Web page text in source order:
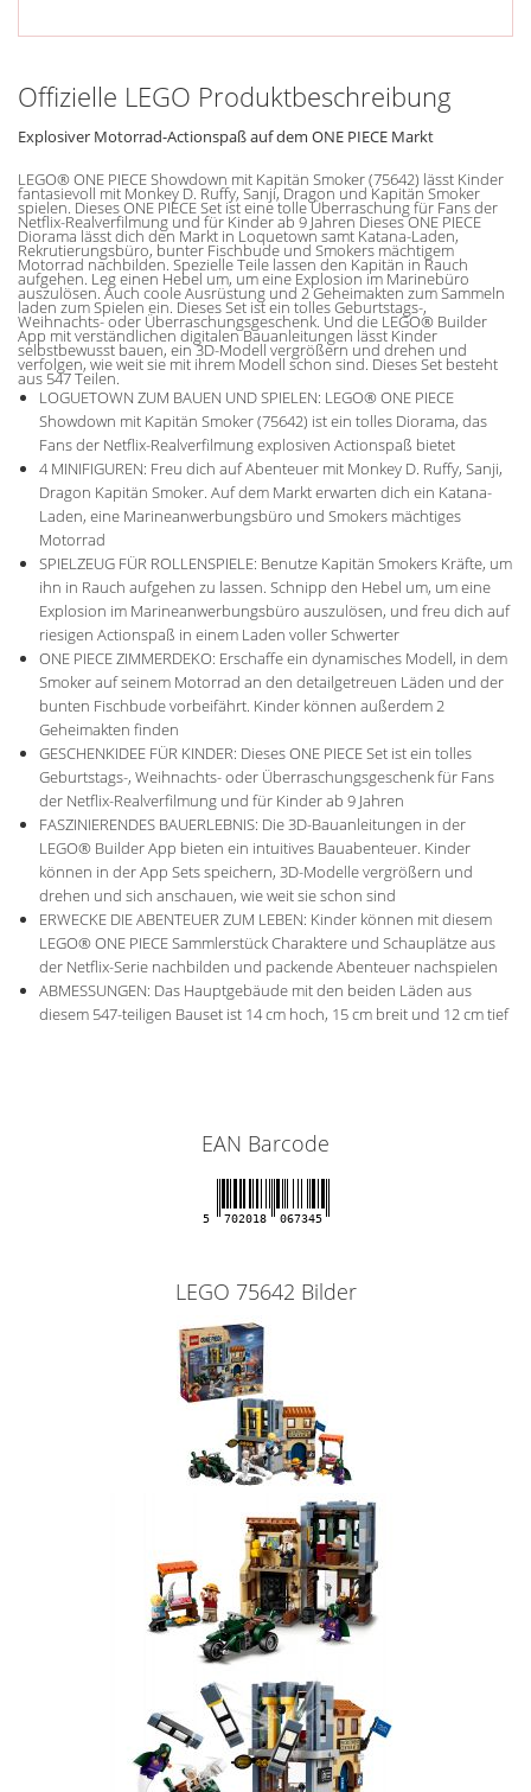
Offizielle LEGO Produktbeschreibung
Explosiver Motorrad-Actionspaß auf dem ONE PIECE Markt
LEGO® ONE PIECE Showdown mit Kapitän Smoker (75642) lässt Kinder
fantasievoll mit Monkey D. Ruffy, Sanji, Dragon und Kapitän Smoker
spielen. Dieses ONE PIECE Set ist eine tolle Überraschung für Fans der
Netflix-Realverfilmung und für Kinder ab 9 Jahren Dieses ONE PIECE
Diorama lässt dich den Markt in Loquetown samt Katana-Laden,
Rekrutierungsbüro, bunter Fischbude und Smokers mächtigem
Motorrad nachbilden. Spezielle Teile lassen den Kapitän in Rauch
aufgehen. Leg einen Hebel um, um eine Explosion im Marinebüro
auszulösen. Auch coole Ausrüstung und 2 Geheimakten zum Sammeln
laden zum Spielen ein. Dieses Set ist ein tolles Geburtstags-,
Weihnachts- oder Überraschungsgeschenk. Und die LEGO® Builder
App mit verständlichen digitalen Bauanleitungen lässt Kinder
selbstbewusst bauen, ein 3D-Modell vergrößern und drehen und
verfolgen, wie weit sie mit ihrem Modell schon sind. Dieses Set besteht
aus 547 Teilen.
LOGUETOWN ZUM BAUEN UND SPIELEN: LEGO® ONE PIECE
Showdown mit Kapitän Smoker (75642) ist ein tolles Diorama, das
Fans der Netflix-Realverfilmung explosiven Actionspaß bietet
4 MINIFIGUREN: Freu dich auf Abenteuer mit Monkey D. Ruffy, Sanji,
Dragon Kapitän Smoker. Auf dem Markt erwarten dich ein Katana-
Laden, eine Marineanwerbungsbüro und Smokers mächtiges
Motorrad
SPIELZEUG FÜR ROLLENSPIELE: Benutze Kapitän Smokers Kräfte, um
ihn in Rauch aufgehen zu lassen. Schnipp den Hebel um, um eine
Explosion im Marineanwerbungsbüro auszulösen, und freu dich auf
riesigen Actionspaß in einem Laden voller Schwerter
ONE PIECE ZIMMERDEKO: Erschaffe ein dynamisches Modell, in dem
Smoker auf seinem Motorrad an den detailgetreuen Läden und der
bunten Fischbude vorbeifährt. Kinder können außerdem 2
Geheimakten finden
GESCHENKIDEE FÜR KINDER: Dieses ONE PIECE Set ist ein tolles
Geburtstags-, Weihnachts- oder Überraschungsgeschenk für Fans
der Netflix-Realverfilmung und für Kinder ab 9 Jahren
FASZINIERENDES BAUERLEBNIS: Die 3D-Bauanleitungen in der
LEGO® Builder App bieten ein intuitives Bauabenteuer. Kinder
können in der App Sets speichern, 3D-Modelle vergrößern und
drehen und sich anschauen, wie weit sie schon sind
ERWECKE DIE ABENTEUER ZUM LEBEN: Kinder können mit diesem
LEGO® ONE PIECE Sammlerstück Charaktere und Schauplätze aus
der Netflix-Serie nachbilden und packende Abenteuer nachspielen
ABMESSUNGEN: Das Hauptgebäude mit den beiden Läden aus
diesem 547-teiligen Bauset ist 14 cm hoch, 15 cm breit und 12 cm tief
EAN Barcode
5 702018 067345
LEGO 75642 Bilder